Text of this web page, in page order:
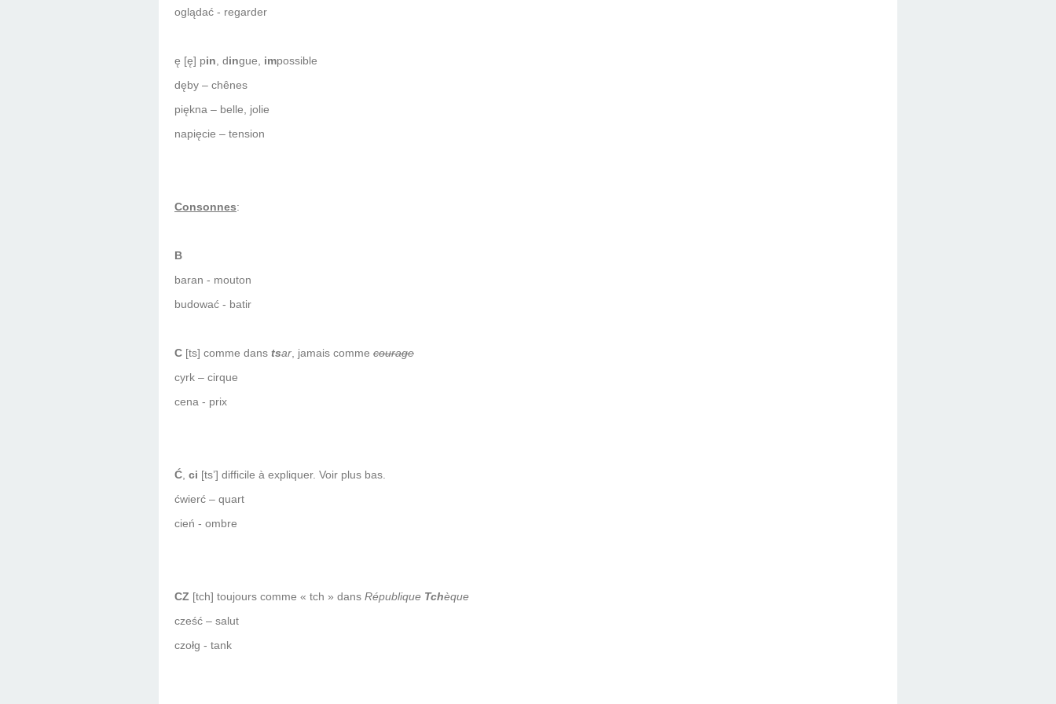
oglądać - regarder
ę [ę] pin, dingue, impossible
dęby – chênes
piękna – belle, jolie
napięcie – tension
Consonnes:
B
baran - mouton
budować - batir
C [ts] comme dans tsar, jamais comme courage
cyrk – cirque
cena - prix
Ć, ci [ts’] difficile à expliquer. Voir plus bas.
ćwierć – quart
cień - ombre
CZ [tch] toujours comme « tch » dans République Tchèque
cześć – salut
czołg - tank